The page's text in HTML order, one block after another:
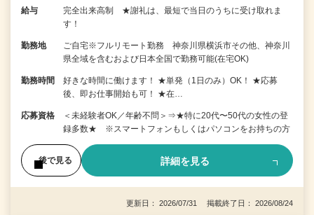
給与
完全出来高制 ★謝礼は、最短で当日のうちに受け取れま
す！
勤務地
ご自宅※フルリモート勤務 神奈川県横浜市その他、神奈川
県全域を含むおよび日本全国で勤務可能(在宅OK)
勤務時間
好きな時間に働けます！ ★単発（1日のみ）OK！ ★応募
後、即お仕事開始も可！ ★在…
応募資格
＜未経験者OK／年齢不問＞⇒★特に20代〜50代の女性の登
録多数★ ※スマートフォンもしくはパソコンをお持ちの方
後で見る 詳細を見る
更新日： 2026/07/31 掲載終了日： 2026/08/24